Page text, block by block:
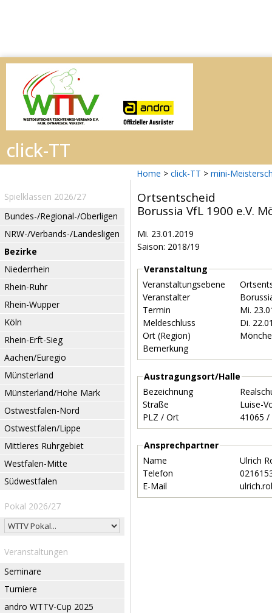
Home > click-TT > mini-
Spielklassen 2026/27
Bundes-/Regional-/Oberligen
NRW-/Verbands-/Landesligen
Bezirke
Niederrhein
Rhein-Ruhr
Rhein-Wupper
Köln
Rhein-Erft-Sieg
Aachen/Euregio
Münsterland
Münsterland/Hohe Mark
Ostwestfalen-Nord
Ostwestfalen/Lippe
Mittleres Ruhrgebiet
Westfalen-Mitte
Südwestfalen
Pokal 2026/27
Veranstaltungen
Seminare
Turniere
andro WTTV-Cup 2025
Ortsentscheid
Borussia VfL 1900 e.V.
Mi. 23.01.2019
Saison: 2018/19
Veranstaltung
Veranstaltungsebene
Veranstalter
Termin
Mi.
Meldeschluss
Di.
Ort (Region)
Bemerkung
Austragungsort/Halle
Bezeichnung
Straße
Luise-
PLZ / Ort
Ansprechpartner
Name
Ulrich
Telefon
E-Mail